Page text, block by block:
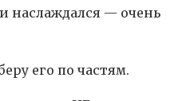
наслаждался — очень
его по частям.